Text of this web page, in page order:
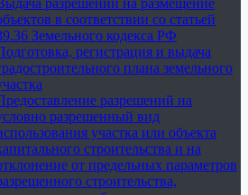
разрешений на размещение
в соответствии со статьей
Земельного кодекса РФ
регистрация и выдача
плана земельного
разрешений на
разрешенный вид
участка или объекта
строительства и на
от предельных параметров
строительства,